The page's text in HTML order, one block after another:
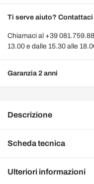
Ti serve aiuto? Contattaci
Chiamaci al +39
13.00 e dalle 15.30 alle
Garanzia 2 anni
Descrizione
Scheda tecnica
Ulteriori informazioni